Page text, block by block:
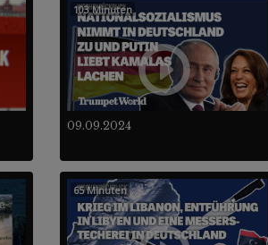
09.09.2024
103 Minuten
65 Minuten